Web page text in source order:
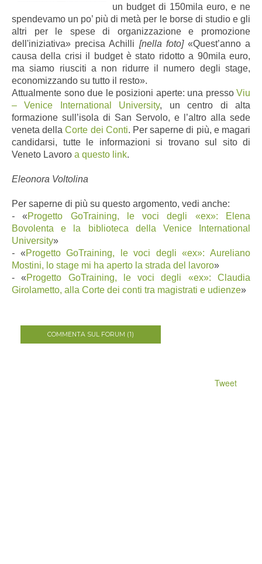
un budget di 150mila euro, e ne
spendevamo un po’ più di metà per le borse di studio e gli
altri per le spese di organizzazione e promozione
dell'iniziativa» precisa Achilli [nella foto] «Quest’anno a
causa della crisi il budget è stato ridotto a 90mila euro,
ma siamo riusciti a non ridurre il numero degli stage,
economizzando su tutto il resto».
Attualmente sono due le posizioni aperte: una presso Viu
– Venice International University, un centro di alta
formazione sull’isola di San Servolo, e l’altro alla sede
veneta dellaCorte dei Conti. Per saperne di più, e magari
candidarsi, tutte le informazioni si trovano sul sito di
Veneto Lavoro a questo link.
Eleonora Voltolina
Per saperne di più su questo argomento, vedi anche:
-«Progetto GoTraining, le voci degli «ex»: Elena
Bovolenta e la biblioteca della Venice International
University»
- «Progetto GoTraining, le voci degli «ex»: Aureliano
Mostini, lo stage mi ha aperto la strada del lavoro»
- «Progetto GoTraining, le voci degli «ex»: Claudia
Girolametto, alla Corte dei conti tra magistrati e udienze»
COMMENTA SUL FORUM (1)
Tweet